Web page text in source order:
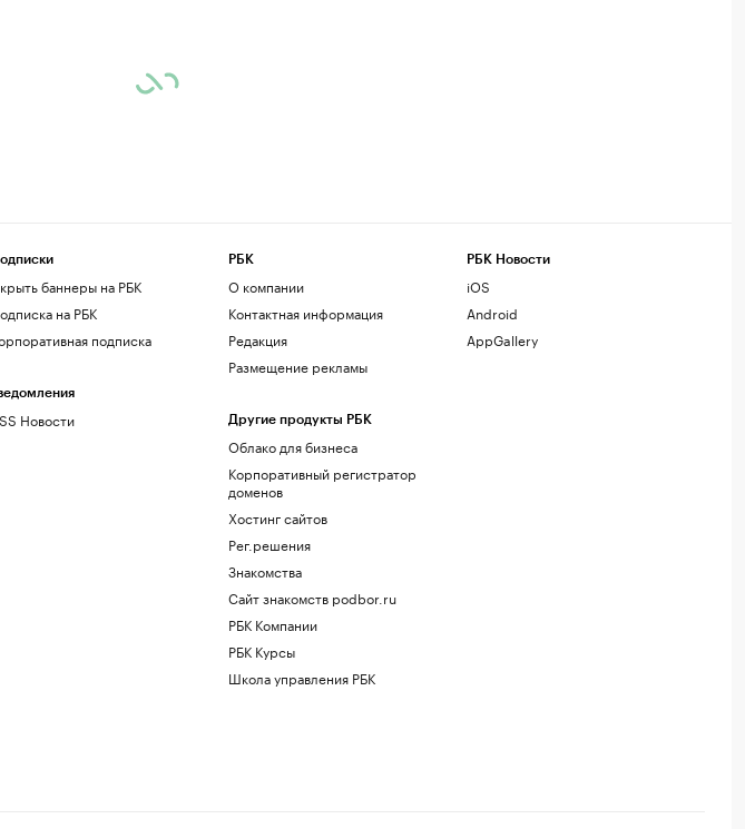
баннеры на РБК
на РБК
подписка
Новости
РБК
О компании
Контактная информация
Редакция
Размещение рекламы
Другие продукты РБК
Облако для бизнеса
Корпоративный регистратор
доменов
Хостинг сайтов
Рег.решения
Знакомства
Сайт знакомств podbor.ru
РБК Компании
РБК Курсы
Школа управления РБК
РБК Новости
iOS
Android
AppGallery